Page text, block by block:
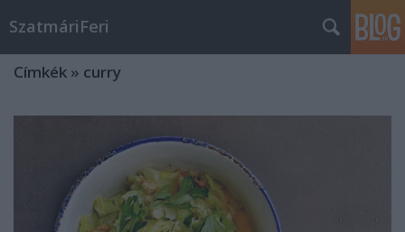
SzatmáriFeri
Címkék » curry